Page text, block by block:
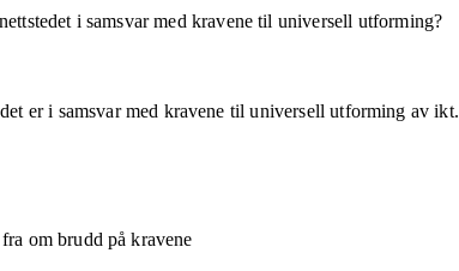
i samsvar med kravene til universell utforming?
eri samsvarmed kravene til universell utforming av ikt.
om brudd på kravene